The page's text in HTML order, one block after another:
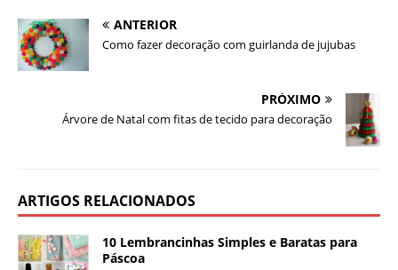
ANTERIOR
Como fazer decoração com guirlanda de jujubas
PRÓXIMO
Árvore de Natal com fitas de tecido para decoração
ARTIGOS RELACIONADOS
10 Lembrancinhas Simples e Baratas para
Páscoa